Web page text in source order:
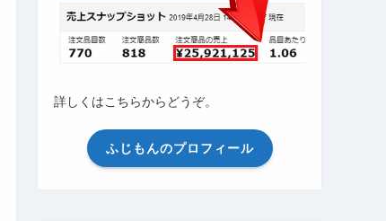
詳しくはこちらからどうぞ。
ふじもんのプロフィール